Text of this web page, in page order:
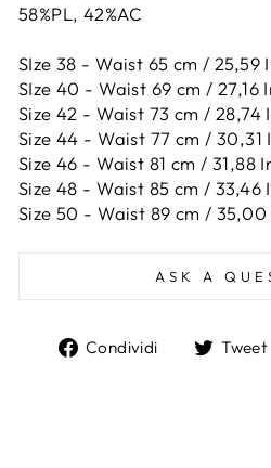
58%PL, 42%AC
SIze 38 - Waist 65 cm / 25,59
SIze 40 - Waist 69 cm / 27,16
Size 42 - Waist 73 cm / 28,74
Size 44 - Waist 77 cm / 30,31
Size 46 - Waist 81 cm / 31,88
Size 48 - Waist 85 cm / 33,46
Size 50 - Waist 89 cm / 35,00
ASK A
Condividi
Condividi
Tweet